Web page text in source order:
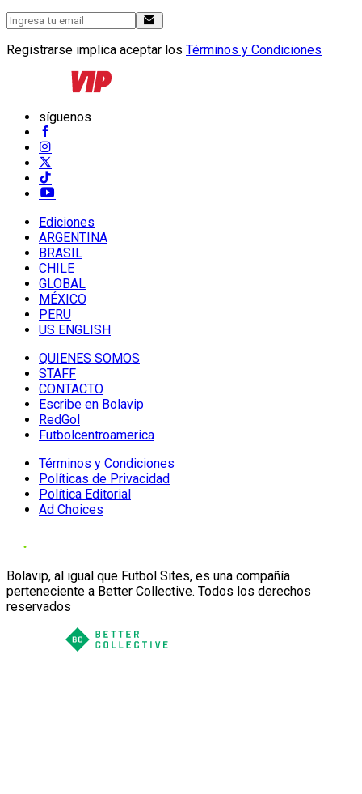
Registrarse implica aceptar los Términos y Condiciones
síguenos
Ediciones
ARGENTINA
BRASIL
CHILE
GLOBAL
MÉXICO
PERU
US ENGLISH
QUIENES SOMOS
STAFF
CONTACTO
Escribe en Bolavip
RedGol
Futbolcentroamerica
Términos y Condiciones
Políticas de Privacidad
Política Editorial
Ad Choices
Bolavip, al igual que Futbol Sites, es una compañía
perteneciente a Better Collective. Todos los derechos
reservados